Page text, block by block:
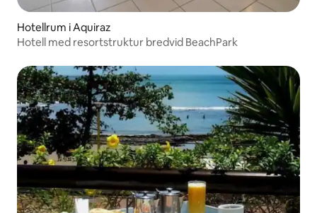
Hotellrum i Aquiraz
Hotell med resortstruktur bredvid BeachPark